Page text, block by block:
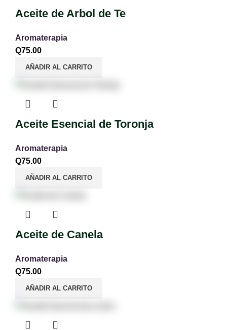
Aceite de Arbol de Te
Aromaterapia
Q75.00
AÑADIR AL CARRITO
Aceite Esencial de Toronja
Aromaterapia
Q75.00
AÑADIR AL CARRITO
Aceite de Canela
Aromaterapia
Q75.00
AÑADIR AL CARRITO